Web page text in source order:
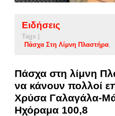
Ειδήσεις
Tags |
Πάσχα Στη Λίμνη Πλαστήρα
Πάσχα στη λίμνη
να κάνουν πολλοί
Χρύσα Γαλαγάλα-
Ηχόραμα 100,8